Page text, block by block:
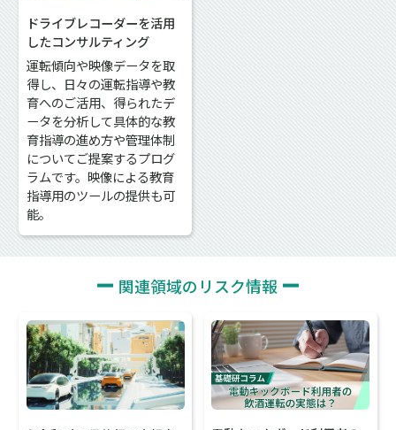
ドライブレコーダーを活用
したコンサルティング
運転傾向や映像データを取
得し、日々の運転指導や教
育へのご活用、得られたデ
ータを分析して具体的な教
育指導の進め方や管理体制
についてご提案するプログ
ラムです。映像による教育
指導用のツールの提供も可
能。
関連領域のリスク情報